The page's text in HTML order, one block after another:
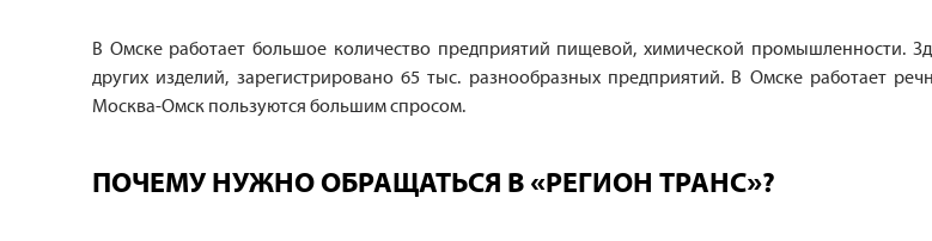
В Омске работает большое количество предприятий пищевой, химической промышленности.
других изделий, зарегистрировано 65 тыс. разнообразных предприятий. В Омске работает
Москва-Омск пользуются большим спросом.
ПОЧЕМУ НУЖНО ОБРАЩАТЬСЯ В «РЕГИОН ТРАНС»?